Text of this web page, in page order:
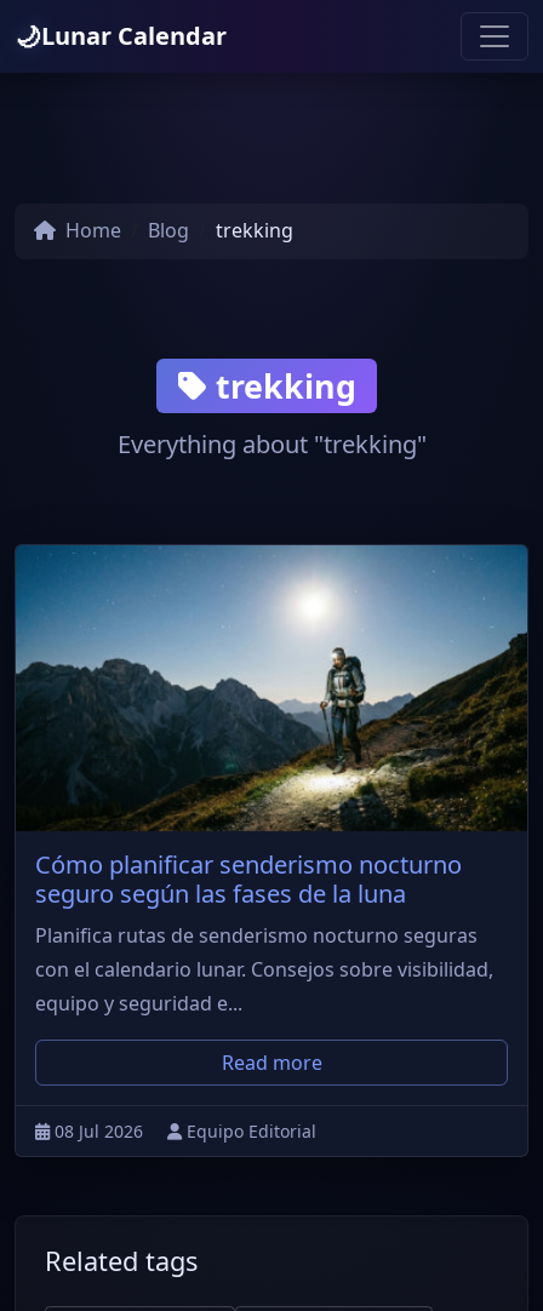
🌙Lunar Calendar
Home Blog trekking
trekking
Everything about "trekking"
Cómo planificar senderismo nocturno
seguro según las fases de la luna
Planifica rutas de senderismo nocturno seguras
con el calendario lunar. Consejos sobre visibilidad,
equipo y seguridad e...
Read more
08 Jul 2026 Equipo Editorial
Related tags